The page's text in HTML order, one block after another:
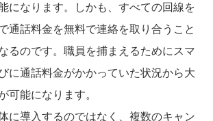
になります。しかも、すべての回線を
通話料金を無料で連絡を取り合うこと
るのです。職員を捕まえるためにスマ
に通話料金がかかっていた状況から大
可能になります。
に導入するのではなく、複数のキャン